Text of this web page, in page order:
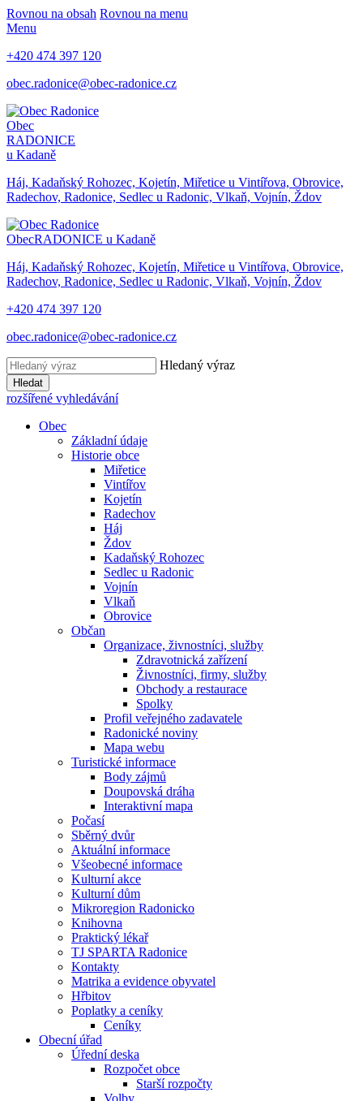
Rovnou na obsah Rovnou na menu
Menu
+420 474 397 120
obec.radonice@obec-radonice.cz
Obec
RADONICE
u Kadaně
Háj, Kadaňský Rohozec, Kojetín, Miřetice u Vintířova, Obrovice,
Radechov, Radonice, Sedlec u Radonic, Vlkaň, Vojnín, Ždov
ObecRADONICE u Kadaně
Háj, Kadaňský Rohozec, Kojetín, Miřetice u Vintířova, Obrovice,
Radechov, Radonice, Sedlec u Radonic, Vlkaň, Vojnín, Ždov
+420 474 397 120
obec.radonice@obec-radonice.cz
Hledaný výraz
Hledat
rozšířené vyhledávání
Obec
Základní údaje
Historie obce
Miřetice
Vintířov
Kojetín
Radechov
Háj
Ždov
Kadaňský Rohozec
Sedlec u Radonic
Vojnín
Vlkaň
Obrovice
Občan
Organizace, živnostníci, služby
Zdravotnická zařízení
Živnostníci, firmy, služby
Obchody a restaurace
Spolky
Profil veřejného zadavatele
Radonické noviny
Mapa webu
Turistické informace
Body zájmů
Doupovská dráha
Interaktivní mapa
Počasí
Sběrný dvůr
Aktuální informace
Všeobecné informace
Kulturní akce
Kulturní dům
Mikroregion Radonicko
Knihovna
Praktický lékař
TJ SPARTA Radonice
Kontakty
Matrika a evidence obyvatel
Hřbitov
Poplatky a ceníky
Ceníky
Obecní úřad
Úřední deska
Rozpočet obce
Starší rozpočty
Volby